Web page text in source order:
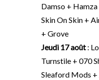
Damso +
Skin On Skin +
+ Grove
Jeudi 17 août:
Turnstile + 070
Sleaford Mods